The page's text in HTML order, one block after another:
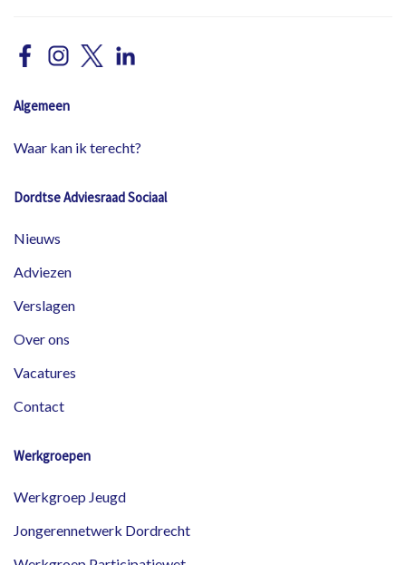
Algemeen
Waar kan ik terecht?
Dordtse Adviesraad Sociaal
Nieuws
Adviezen
Verslagen
Over ons
Vacatures
Contact
Werkgroepen
Werkgroep Jeugd
Jongerennetwerk Dordrecht